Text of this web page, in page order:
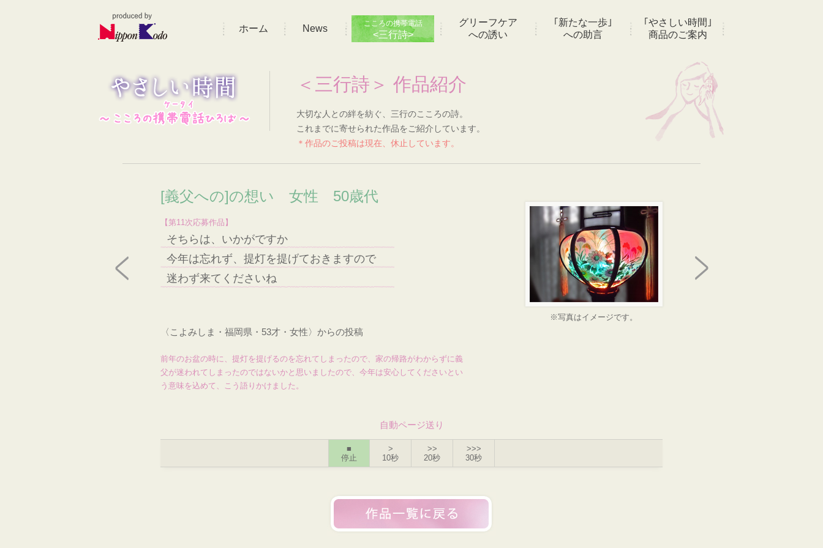
ホーム News こころの携帯電話
<三行詩>
グリーフケア
への誘い
｢新たな一歩｣
への助言
｢やさしい時間｣
商品のご案内
＜三行詩＞ 作品紹介
大切な人との絆を紡ぐ、三行のこころの詩。
これまでに寄せられた作品をご紹介しています。
＊作品のご投稿は現在、休止しています。
[義父への]の想い 女性 50歳代
【第11次応募作品】
そちらは、いかがですか
今年は忘れず、提灯を提げておきますので
迷わず来てくださいね
※写真はイメージです。
〈こよみしま・福岡県・53才・女性〉からの投稿
前年のお盆の時に、提灯を提げるのを忘れてしまったので、家の帰路がわからずに義
父が迷われてしまったのではないかと思いましたので、今年は安心してくださいとい
う意味を込めて、こう語りかけました。
自動ページ送り
■
停止
>
10秒
>>
20秒
>>>
30秒